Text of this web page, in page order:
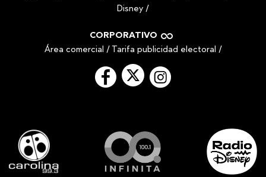
Disney /
CORPORATIVO
Área comercial / Tarifa publicidad electoral /